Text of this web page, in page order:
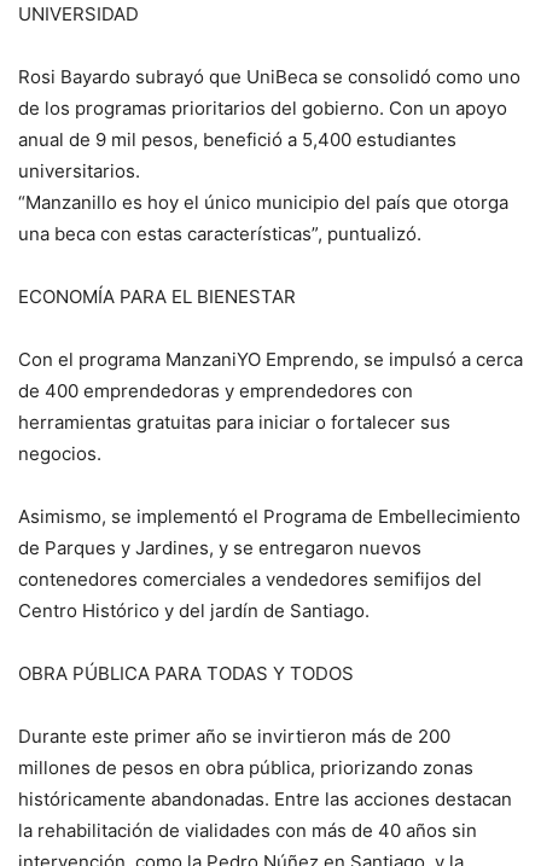
UNIVERSIDAD
Rosi Bayardo subrayó que UniBeca se consolidó como uno
de los programas prioritarios del gobierno. Con un apoyo
anual de 9 mil pesos, benefició a 5,400 estudiantes
universitarios.
“Manzanillo es hoy el único municipio del país que otorga
una beca con estas características”, puntualizó.
ECONOMÍA PARA EL BIENESTAR
Con el programa ManzaniYO Emprendo, se impulsó a cerca
de 400 emprendedoras y emprendedores con
herramientas gratuitas para iniciar o fortalecer sus
negocios.
Asimismo, se implementó el Programa de Embellecimiento
de Parques y Jardines, y se entregaron nuevos
contenedores comerciales a vendedores semifijos del
Centro Histórico y del jardín de Santiago.
OBRA PÚBLICA PARA TODAS Y TODOS
Durante este primer año se invirtieron más de 200
millones de pesos en obra pública, priorizando zonas
históricamente abandonadas. Entre las acciones destacan
la rehabilitación de vialidades con más de 40 años sin
intervención, como la Pedro Núñez en Santiago, y la